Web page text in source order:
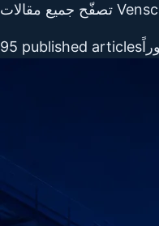
95 published articles